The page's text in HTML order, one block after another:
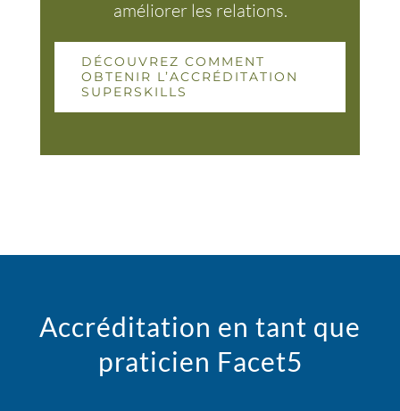
améliorer les relations.
DÉCOUVREZ COMMENT
OBTENIR L’ACCRÉDITATION
SUPERSKILLS
Accréditation en tant que
praticien Facet5